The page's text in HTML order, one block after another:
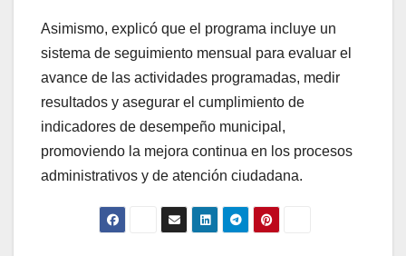
Asimismo, explicó que el programa incluye un
sistema de seguimiento mensual para evaluar el
avance de las actividades programadas, medir
resultados y asegurar el cumplimiento de
indicadores de desempeño municipal,
promoviendo la mejora continua en los procesos
administrativos y de atención ciudadana.